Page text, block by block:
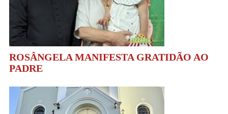
ROSÂNGELA MANIFESTA GRATIDÃO AO
PADRE